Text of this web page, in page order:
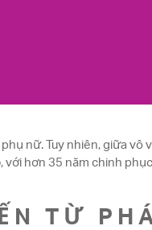
nữ. Tuy nhiên, giữa
, với hơn 35 năm chinh
TỪ